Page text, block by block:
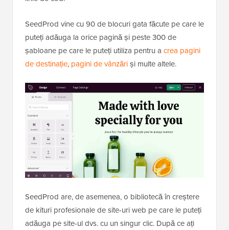
SeedProd vine cu 90 de blocuri gata făcute pe care le
puteți adăuga la orice pagină și peste 300 de
șabloane pe care le puteți utiliza pentru a crea pagini
de destinație, pagini de vânzăriși multe altele.
SeedProd are, de asemenea, o bibliotecă în creștere
de kituri profesionale de site-uri web pe care le puteți
adăuga pe site-ul dvs. cu un singur clic. După ce ați